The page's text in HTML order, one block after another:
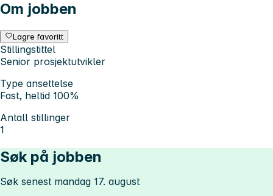
Om jobben
Lagre favoritt
Stillingstittel
Senior prosjektutvikler
Type ansettelse
Fast, heltid 100%
Antall stillinger
1
Søk på jobben
Søk senest mandag 17. august